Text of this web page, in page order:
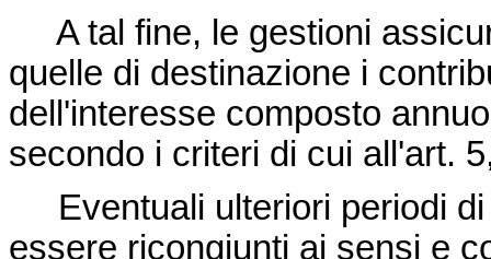
A tal fine, le gestioni
quelle di destinazione i
dell'interesse composto
secondo i criteri di cui all'art.
Eventuali ulteriori periodi di
essere ricongiunti ai sensi e